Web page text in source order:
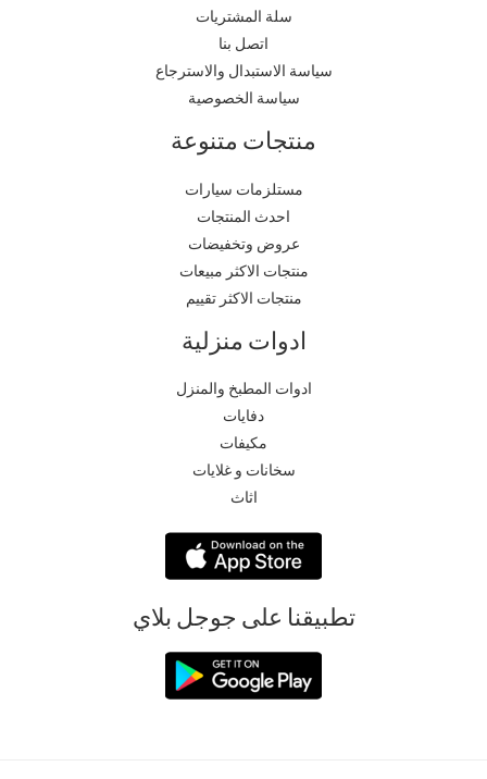
سلة المشتريات
اتصل بنا
سياسة الاستبدال والاسترجاع
سياسة الخصوصية
منتجات متنوعة
مستلزمات سيارات
احدث المنتجات
عروض وتخفيضات
منتجات الاكثر مبيعات
منتجات الاكثر تقييم
ادوات منزلية
ادوات المطبخ والمنزل
دفايات
مكيفات
سخانات و غلايات
اثاث
تطبيقنا على جوجل بلاي